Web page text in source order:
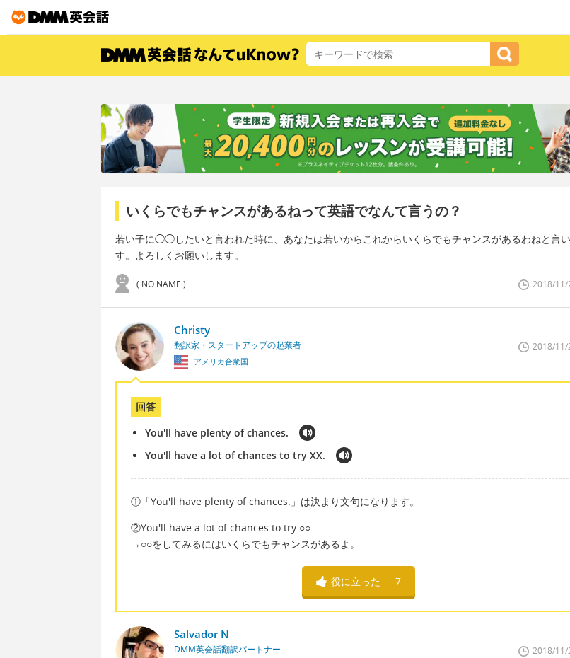
いくらでもチャンスがあるねって英語でなんて言うの？
若い子に◯◯したいと言われた時に、あなたは若いからこれからいくらでもチャンスがあるわねと言
す。よろしくお願いします。
( NO NAME ) 2018/11/
Christy
翻訳家・スタートアップの起業者
アメリカ合衆国
2018/11/
回答
You'll have plenty of chances.
You'll have a lot of chances to try XX.
①「You'll have plenty of chances.」は決まり文句になります。
②You'll have a lot of chances to try ○○.
→○○をしてみるにはいくらでもチャンスがあるよ。
役に立った 7
Salvador N
DMM英会話翻訳パートナー 2018/11/